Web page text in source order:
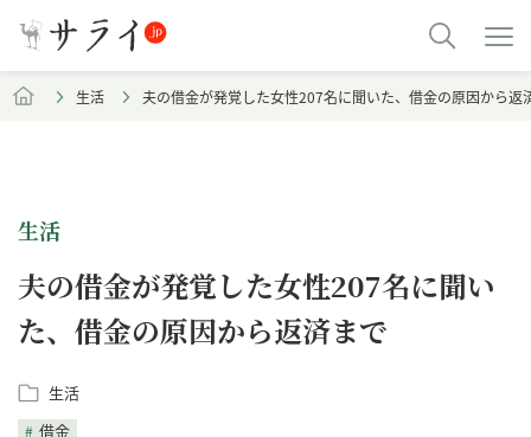
生活 夫の借金が発覚した女性207名に聞いた、借金の原因から返
生活
夫の借金が発覚した女性207名に聞い
た、借金の原因から返済まで
生活
借金